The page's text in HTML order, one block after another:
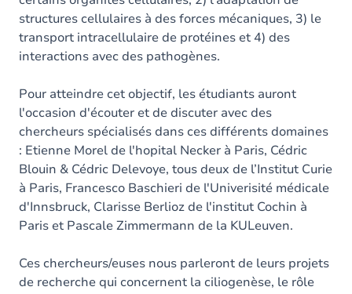
structures cellulaires à des forces mécaniques, 3) le
transport intracellulaire de protéines et 4) des
interactions avec des pathogènes.
Pour atteindre cet objectif, les étudiants auront
l'occasion d'écouter et de discuter avec des
chercheurs spécialisés dans ces différents domaines
: Etienne Morel de l'hopital Necker à Paris, Cédric
Blouin & Cédric Delevoye, tous deux de l’Institut Curie
à Paris, Francesco Baschieri de l'Univerisité médicale
d'Innsbruck, Clarisse Berlioz de l'institut Cochin à
Paris et Pascale Zimmermann de la KULeuven.
Ces chercheurs/euses nous parleront de leurs projets
de recherche qui concernent la ciliogenèse, le rôle